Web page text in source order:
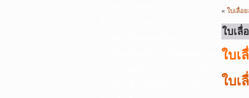
D. เครื่องมือก่อสร้าง-เครื่องมืออุตสาหกรรม
« ใบเลื่อ
ใบเลื่
ใบเ
ใบเ